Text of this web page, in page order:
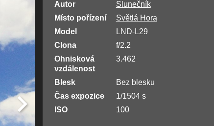
Autor
Slunečník
Místo pořízení
Světlá Hora
Model
LND-L29
Clona
f/2.2
Ohnisková
vzdálenost
3.462
Blesk
Bez blesku
Čas expozice
1/1504 s
ISO
100